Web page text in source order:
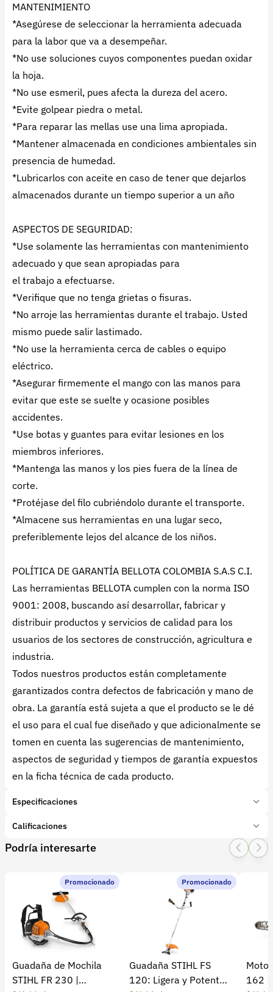
MANTENIMIENTO
*Asegúrese de seleccionar la herramienta adecuada
para la labor que va a desempeñar.
*No use soluciones cuyos componentes puedan oxidar
la hoja.
*No use esmeril, pues afecta la dureza del acero.
*Evite golpear piedra o metal.
*Para reparar las mellas use una lima apropiada.
*Mantener almacenada en condiciones ambientales sin
presencia de humedad.
*Lubricarlos con aceite en caso de tener que dejarlos
almacenados durante un tiempo superior a un año
ASPECTOS DE SEGURIDAD:
*Use solamente las herramientas con mantenimiento
adecuado y que sean apropiadas para
el trabajo a efectuarse.
*Verifique que no tenga grietas o fisuras.
*No arroje las herramientas durante el trabajo. Usted
mismo puede salir lastimado.
*No use la herramienta cerca de cables o equipo
eléctrico.
*Asegurar firmemente el mango con las manos para
evitar que este se suelte y ocasione posibles
accidentes.
*Use botas y guantes para evitar lesiones en los
miembros inferiores.
*Mantenga las manos y los pies fuera de la línea de
corte.
*Protéjase del filo cubriéndolo durante el transporte.
*Almacene sus herramientas en una lugar seco,
preferiblemente lejos del alcance de los niños.
POLÍTICA DE GARANTÍA BELLOTA COLOMBIA S.A.S C.I.
Las herramientas BELLOTA cumplen con la norma ISO
9001: 2008, buscando así desarrollar, fabricar y
distribuir productos y servicios de calidad para los
usuarios de los sectores de construcción, agricultura e
industria.
Todos nuestros productos están completamente
garantizados contra defectos de fabricación y mano de
obra. La garantía está sujeta a que el producto se le dé
el uso para el cual fue diseñado y que adicionalmente se
tomen en cuenta las sugerencias de mantenimiento,
aspectos de seguridad y tiempos de garantía expuestos
en la ficha técnica de cada producto.
Especificaciones
Marca:
BELLOTA
Tipo de producto:Insumo
Subcategoría:Herramientas manuales (Cuchillos, machetes,
Calificaciones
1 Star
2 Star
3 Star4 Star
0 calificaciones
5 Estrellas
4 Estrellas
3 Estrellas
Podría interesarte
Promocionado
Guadaña de Mochila
STIHL FR 230 |
Promocionado
Guadaña STIHL FS
120: Ligera y Potente
162 |